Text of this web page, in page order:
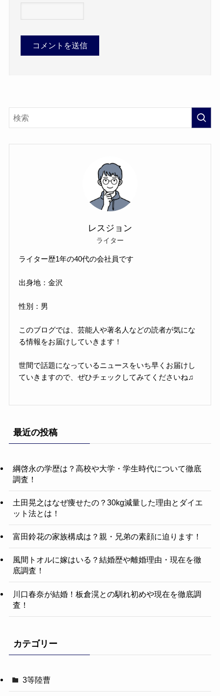
レスジョン
ライター
ライター歴1年の40代の会社員です
出身地：金沢
性別：男
このブログでは、芸能人や著名人などの読者が気にな
る情報をお届けしていきます！
世間で話題になっているニュースをいち早くお届けし
ていきますので、ぜひチェックしてみてくださいね♫
最近の投稿
綱啓永の学歴は？高校や大学・学生時代について徹底
調査！
土田晃之はなぜ痩せたの？30kg減量した理由とダイエ
ット法とは！
富田鈴花の家族構成は？親・兄弟の素顔に迫ります！
風間トオルに嫁はいる？結婚歴や離婚理由・現在を徹
底調査！
川口春奈が結婚！板倉滉との馴れ初めや現在を徹底調
査！
カテゴリー
3等陸曹